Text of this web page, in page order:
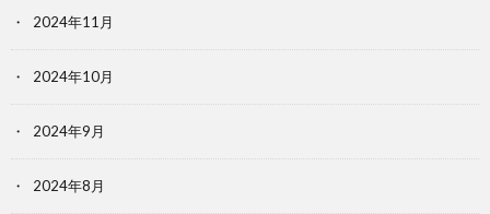
2024年11月
2024年10月
2024年9月
2024年8月